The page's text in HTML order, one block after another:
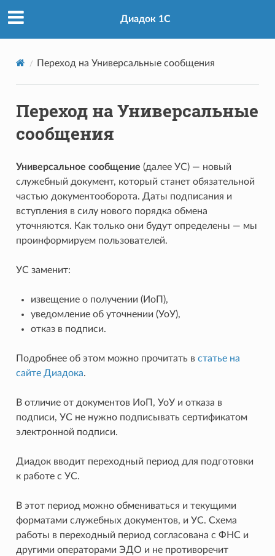
Диадок 1С
Переход на Универсальные сообщения
Переход на Универсальные
сообщения
Универсальное сообщение (далее УС) — новый
служебный документ, который станет обязательной
частью документооборота. Даты подписания и
вступления в силу нового порядка обмена
уточняются. Как только они будут определены — мы
проинформируем пользователей.
УС заменит:
извещение о получении (ИоП),
уведомление об уточнении (УоУ),
отказ в подписи.
Подробнее об этом можно прочитать в статье на
сайте Диадока.
В отличие от документов ИоП, УоУ и отказа в
подписи, УС не нужно подписывать сертификатом
электронной подписи.
Диадок вводит переходный период для подготовки
к работе с УС.
В этот период можно обмениваться и текущими
форматами служебных документов, и УС. Схема
работы в переходный период согласована с ФНС и
другими операторами ЭДО и не противоречит